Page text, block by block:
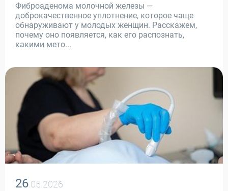
Фиброаденома молочной железы —
доброкачественное уплотнение, которое чаще
обнаруживают у молодых женщин. Расскажем,
почему оно появляется, как его распознать,
какими мето...
26 .05.2026